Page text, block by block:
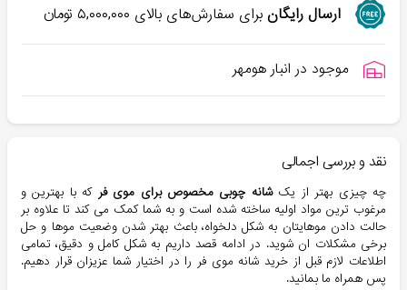
ارسال رایگانبرای سفارش‌های بالای ۵,۰۰۰,۰۰۰تومان
موجود در انبار هومهر
نقد و بررسی اجمالی
چه چیزی بهتر از یک شانه چوبی مخصوص برای موی فرکه با بهترین و
مرغوب ترین مواد اولیه ساخته شده است و به شما کمک می کند تا علاوه بر
حالت دادن موهایتان به شکل دلخواه، باعث بهتر شدن وضعیت موها و حل
برخی مشکلات ان شوید. در ادامه قصد داریم به شکل کامل و دقیق، تمامی
اطلاعات لازم قبل از خرید شانه موی فر را در اختیار شما عزیزان قرار دهیم.
پس همراه ما بمانید.